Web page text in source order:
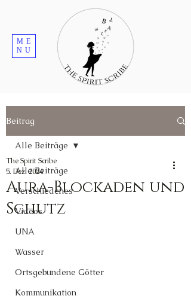
ME
NU
Beitrag
Alle Beiträge
Verschiedenes
Videos
UNA
Wasser
Ortsgebundene Götter
Kommunikation
Alle Beiträge
Aura-Blockaden und
Schutz
The Spirit Scribe
5. Dez. 2024